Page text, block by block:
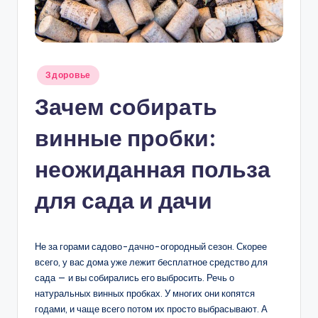
Опубликовано
в
Здоровье
Зачем собирать
винные пробки:
неожиданная польза
для сада и дачи
Не за горами садово-дачно-огородный сезон. Скорее
всего, у вас дома уже лежит бесплатное средство для
сада — и вы собирались его выбросить. Речь о
натуральных винных пробках. У многих они копятся
годами, и чаще всего потом их просто выбрасывают. А